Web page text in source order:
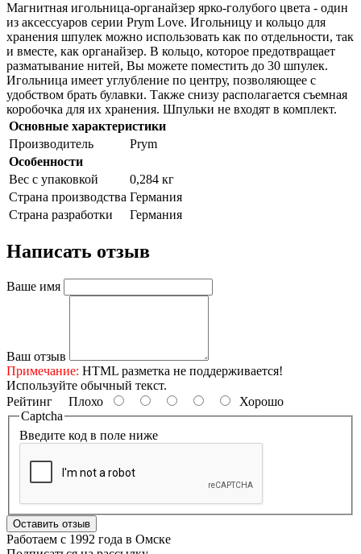
Магнитная игольница-органайзер ярко-голубого цвета - один
из аксессуаров серии Prym Love. Игольницу и кольцо для
хранения шпулек можно использовать как по отдельности, так
и вместе, как органайзер. В кольцо, которое предотвращает
разматывание нитей, Вы можете поместить до 30 шпулек.
Игольница имеет углубление по центру, позволяющее с
удобством брать булавки. Также снизу располагается съемная
коробочка для их хранения. Шпульки не входят в комплект.
Основные характеристики
Производитель
Prym
Особенности
Вес с упаковкой
0,284 кг
Страна производства Германия
Страна разработки
Германия
Написать отзыв
Ваше имя
Ваш отзыв
Примечание: HTML разметка не поддерживается!
Используйте обычный текст.
Рейтинг Плохо
Хорошо
Captcha
Введите код в поле ниже
Оставить отзыв
Работаем с 1992 года в Омске